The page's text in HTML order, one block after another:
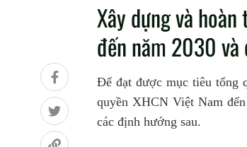
Xây dựng và
đến năm 2030
Để đạt được mục tiêu tổng
quyền XHCN Việt Nam
các định hướng sau.